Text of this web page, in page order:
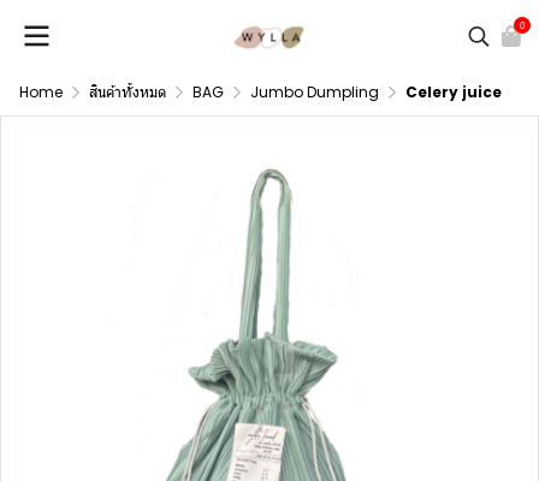
0
Home สินค้าทั้งหมด BAG Jumbo Dumpling Celery juice